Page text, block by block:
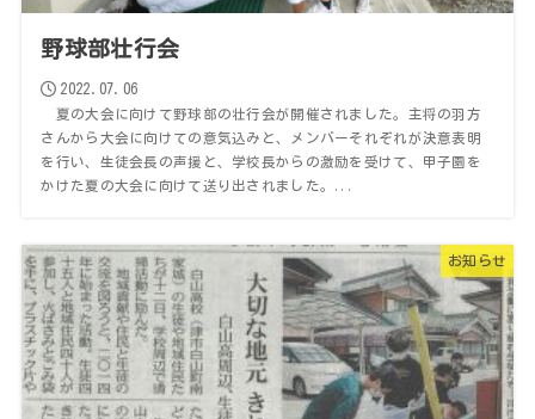
野球部壮行会
2022.07.06
夏の大会に向けて野球部の壮行会が開催されました。主将の羽方
さんから大会に向けての意気込みと、メンバーそれぞれが決意表明
を行い、生徒会長の声援と、学校長からの激励を受けて、甲子園を
かけた夏の大会に向けて送り出されました。...
お知らせ